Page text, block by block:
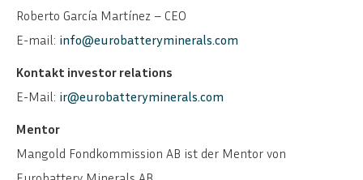
Roberto García Martínez – CEO
E-mail: info@eurobatteryminerals.com
Kontakt investor relations
E-Mail: ir@eurobatteryminerals.com
Mentor
Mangold Fondkommission AB ist der Mentor von